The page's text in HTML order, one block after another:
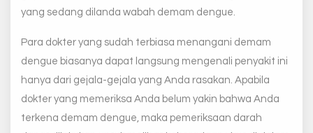
yang sedang dilanda wabah demam dengue.
Para dokter yang sudah terbiasa menangani demam
dengue biasanya dapat langsung mengenali penyakit ini
hanya dari gejala-gejala yang Anda rasakan. Apabila
dokter yang memeriksa Anda belum yakin bahwa Anda
terkena demam dengue, maka pemeriksaan darah